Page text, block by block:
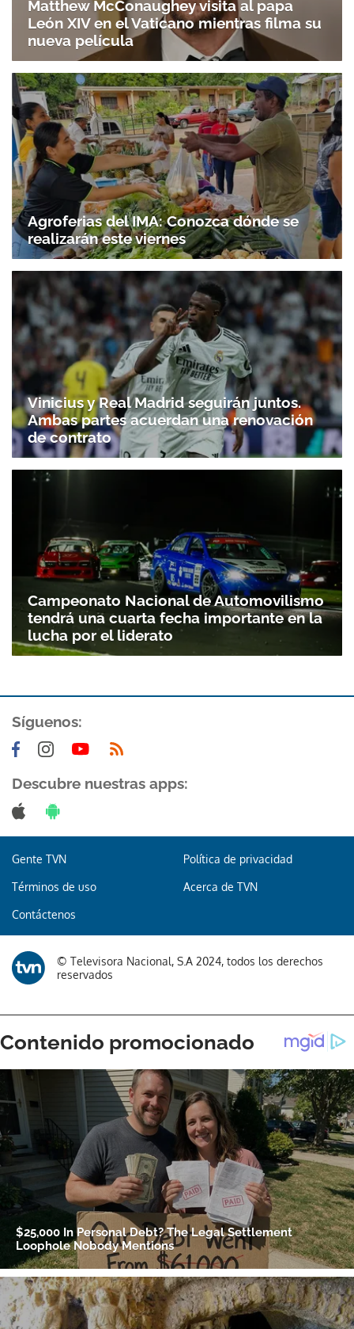
Gracias por suscribirte a nuestro boletín.
ACEPTAR
Matthew McConaughey visita al papa
León XIV en el Vaticano mientras filma su
nueva película
Agroferias del IMA: Conozca dónde se
realizarán este viernes
Vinicius y Real Madrid seguirán juntos.
Ambas partes acuerdan una renovación
de contrato
Campeonato Nacional de Automovilismo
tendrá una cuarta fecha importante en la
lucha por el liderato
Síguenos:
Descubre nuestras apps:
Gente TVN Política de privacidad
Términos de uso Acerca de TVN
Contáctenos
© Televisora Nacional, S.A 2024, todos los derechos
reservados